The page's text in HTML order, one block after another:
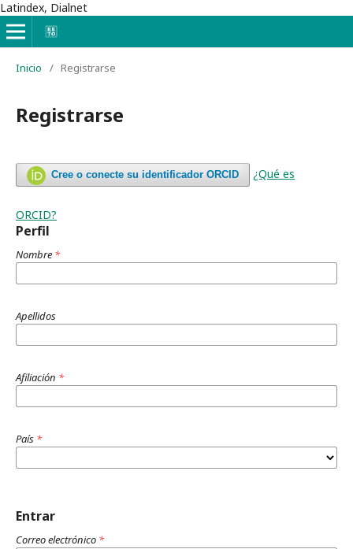
Latindex, Dialnet
Inicio / Registrarse
Registrarse
Cree o conecte su identificador ORCID ¿Qué es
ORCID?
Perfil
Nombre *
Apellidos
Afiliación *
País *
Entrar
Correo electrónico *